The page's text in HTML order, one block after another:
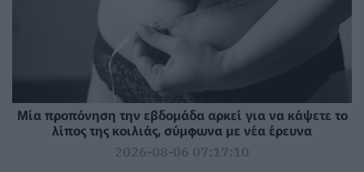
Μία προπόνηση την εβδομάδα αρκεί για να κάψετε το
λίπος της κοιλιάς, σύμφωνα με νέα έρευνα
2026-08-06 07:17:10